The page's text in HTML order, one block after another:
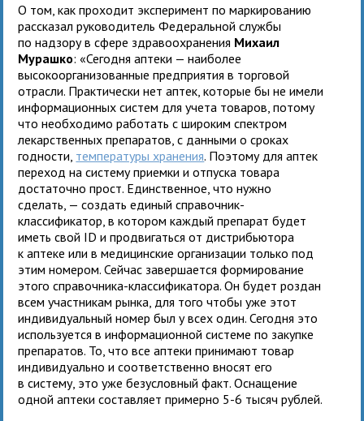
О том, как проходит эксперимент по маркированию
рассказал руководитель Федеральной службы
по надзору в сфере здравоохранения Михаил
Мурашко: «Сегодня аптеки — наиболее
высокоорганизованные предприятия в торговой
отрасли. Практически нет аптек, которые бы не имели
информационных систем для учета товаров, потому
что необходимо работать с широким спектром
лекарственных препаратов, с данными о сроках
годности, температуры хранения. Поэтому для аптек
переход на систему приемки и отпуска товара
достаточно прост. Единственное, что нужно
сделать, — создать единый справочник-
классификатор, в котором каждый препарат будет
иметь свой ID и продвигаться от дистрибьютора
к аптеке или в медицинские организации только под
этим номером. Сейчас завершается формирование
этого справочника-классификатора. Он будет роздан
всем участникам рынка, для того чтобы уже этот
индивидуальный номер был у всех один. Сегодня это
используется в информационной системе по закупке
препаратов. То, что все аптеки принимают товар
индивидуально и соответственно вносят его
в систему, это уже безусловный факт. Оснащение
одной аптеки составляет примерно 5-6 тысяч рублей.